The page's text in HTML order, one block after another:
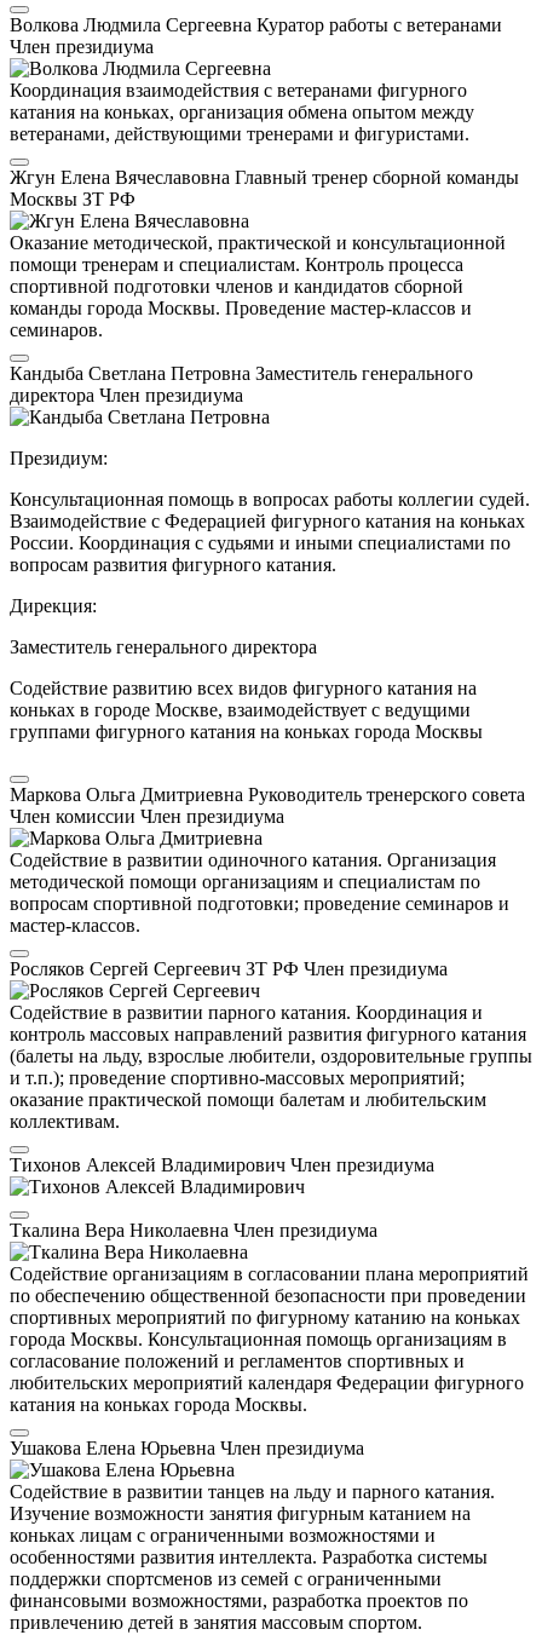
Волкова Людмила Сергеевна Куратор работы с ветеранами
Член президиума
Координация взаимодействия с ветеранами фигурного
катания на коньках, организация обмена опытом между
ветеранами, действующими тренерами и фигуристами.
Жгун Елена Вячеславовна Главный тренер сборной команды
Москвы ЗТ РФ
Оказание методической, практической и консультационной
помощи тренерам и специалистам. Контроль процесса
спортивной подготовки членов и кандидатов сборной
команды города Москвы. Проведение мастер-классов и
семинаров.
Кандыба Светлана Петровна Заместитель генерального
директора Член президиума
Президиум:
Консультационная помощь в вопросах работы коллегии судей.
Взаимодействие с Федерацией фигурного катания на коньках
России. Координация с судьями и иными специалистами по
вопросам развития фигурного катания.
Дирекция:
Заместитель генерального директора
Содействие развитию всех видов фигурного катания на
коньках в городе Москве, взаимодействует с ведущими
группами фигурного катания на коньках города Москвы
Маркова Ольга Дмитриевна Руководитель тренерского совета
Член комиссии Член президиума
Содействие в развитии одиночного катания. Организация
методической помощи организациям и специалистам по
вопросам спортивной подготовки; проведение семинаров и
мастер-классов.
Росляков Сергей Сергеевич ЗТ РФ Член президиума
Содействие в развитии парного катания. Координация и
контроль массовых направлений развития фигурного катания
(балеты на льду, взрослые любители, оздоровительные группы
и т.п.); проведение спортивно-массовых мероприятий;
оказание практической помощи балетам и любительским
коллективам.
Тихонов Алексей Владимирович Член президиума
Ткалина Вера Николаевна Член президиума
Содействие организациям в согласовании плана мероприятий
по обеспечению общественной безопасности при проведении
спортивных мероприятий по фигурному катанию на коньках
города Москвы. Консультационная помощь организациям в
согласование положений и регламентов спортивных и
любительских мероприятий календаря Федерации фигурного
катания на коньках города Москвы.
Ушакова Елена Юрьевна Член президиума
Содействие в развитии танцев на льду и парного катания.
Изучение возможности занятия фигурным катанием на
коньках лицам с ограниченными возможностями и
особенностями развития интеллекта. Разработка системы
поддержки спортсменов из семей с ограниченными
финансовыми возможностями, разработка проектов по
привлечению детей в занятия массовым спортом.